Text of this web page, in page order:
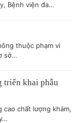
Bệnh viện đa…
thuộc phạm vi
sở…
triển khai phẫu
cao chất lượng khám,